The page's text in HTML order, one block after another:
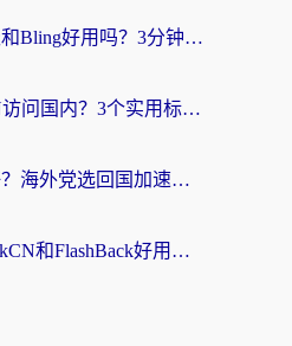
海外党必看：云极和Bling好用吗？3分钟教你选对回国加速器
从澳门用什么VPN访问国内？3个实用标准帮你避开坑，无缝刷剧听歌
穿梭和银河哪个好？海外党选回国加速器的避坑指南，附番茄加速器实测体验
海外党必看：ChickCN和FlashBack好用吗？3招教你选对回国加速器（附云极、HomeCN、斧牛vs艾果对比）